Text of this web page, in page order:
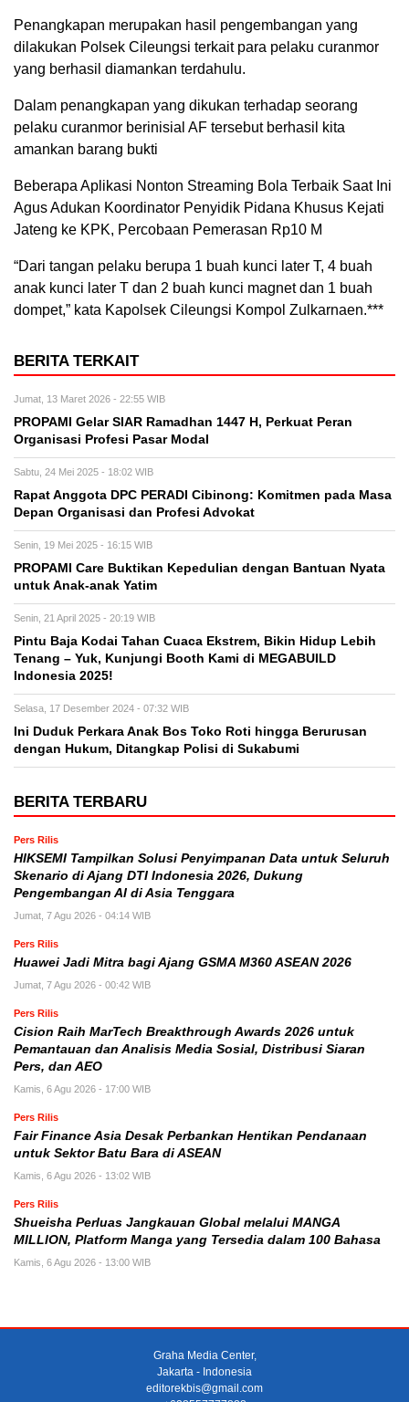
Penangkapan merupakan hasil pengembangan yang
dilakukan Polsek Cileungsi terkait para pelaku curanmor
yang berhasil diamankan terdahulu.
Dalam penangkapan yang dikukan terhadap seorang
pelaku curanmor berinisial AF tersebut berhasil kita
amankan barang bukti
Beberapa Aplikasi Nonton Streaming Bola Terbaik Saat Ini
Agus Adukan Koordinator Penyidik Pidana Khusus Kejati
Jateng ke KPK, Percobaan Pemerasan Rp10 M
“Dari tangan pelaku berupa 1 buah kunci later T, 4 buah
anak kunci later T dan 2 buah kunci magnet dan 1 buah
dompet,” kata Kapolsek Cileungsi Kompol Zulkarnaen.***
BERITA TERKAIT
Jumat, 13 Maret 2026 - 22:55 WIB
PROPAMI Gelar SIAR Ramadhan 1447 H, Perkuat Peran
Organisasi Profesi Pasar Modal
Sabtu, 24 Mei 2025 - 18:02 WIB
Rapat Anggota DPC PERADI Cibinong: Komitmen pada Masa
Depan Organisasi dan Profesi Advokat
Senin, 19 Mei 2025 - 16:15 WIB
PROPAMI Care Buktikan Kepedulian dengan Bantuan Nyata
untuk Anak-anak Yatim
Senin, 21 April 2025 - 20:19 WIB
Pintu Baja Kodai Tahan Cuaca Ekstrem, Bikin Hidup Lebih
Tenang – Yuk, Kunjungi Booth Kami di MEGABUILD
Indonesia 2025!
Selasa, 17 Desember 2024 - 07:32 WIB
Ini Duduk Perkara Anak Bos Toko Roti hingga Berurusan
dengan Hukum, Ditangkap Polisi di Sukabumi
BERITA TERBARU
Pers Rilis
HIKSEMI Tampilkan Solusi Penyimpanan Data untuk Seluruh
Skenario di Ajang DTI Indonesia 2026, Dukung
Pengembangan AI di Asia Tenggara
Jumat, 7 Agu 2026 - 04:14 WIB
Pers Rilis
Huawei Jadi Mitra bagi Ajang GSMA M360 ASEAN 2026
Jumat, 7 Agu 2026 - 00:42 WIB
Pers Rilis
Cision Raih MarTech Breakthrough Awards 2026 untuk
Pemantauan dan Analisis Media Sosial, Distribusi Siaran
Pers, dan AEO
Kamis, 6 Agu 2026 - 17:00 WIB
Pers Rilis
Fair Finance Asia Desak Perbankan Hentikan Pendanaan
untuk Sektor Batu Bara di ASEAN
Kamis, 6 Agu 2026 - 13:02 WIB
Pers Rilis
Shueisha Perluas Jangkauan Global melalui MANGA
MILLION, Platform Manga yang Tersedia dalam 100 Bahasa
Kamis, 6 Agu 2026 - 13:00 WIB
Graha Media Center,
Jakarta - Indonesia
editorekbis@gmail.com